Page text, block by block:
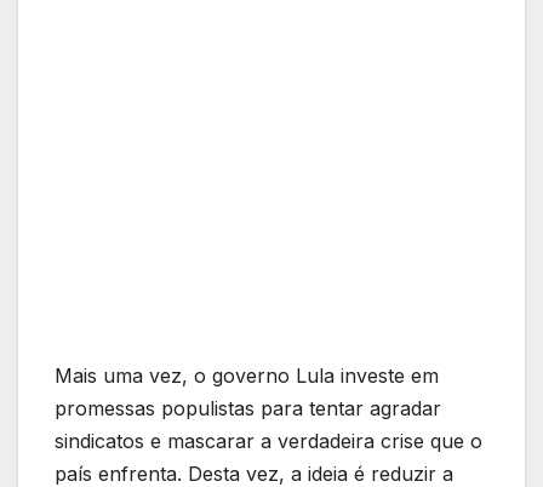
Mais uma vez, o governo Lula investe em
promessas populistas para tentar agradar
sindicatos e mascarar a verdadeira crise que o
país enfrenta. Desta vez, a ideia é reduzir a